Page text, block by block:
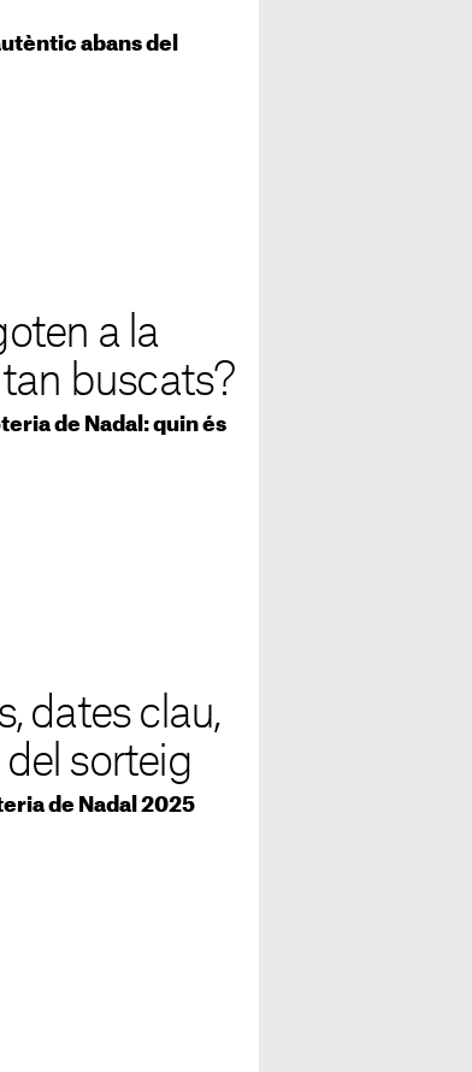
abans del
a la
buscats?
de Nadal: quin és
dates clau,
sorteig
de Nadal 2025